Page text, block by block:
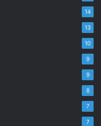
14
13
10
9
9
8
7
7